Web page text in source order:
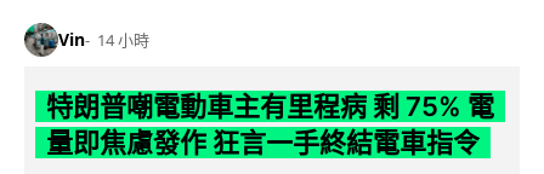
Vin 14 小時
特朗普嘲電動車主有里程病 剩 75% 電
量即焦慮發作 狂言一手終結電車指令